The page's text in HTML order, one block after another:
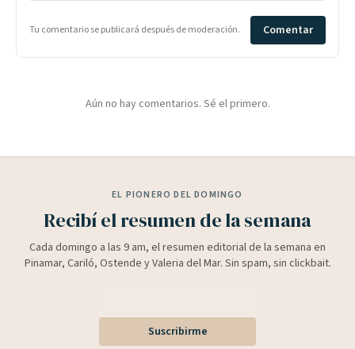
Tu comentario se publicará después de moderación. Comentar
Aún no hay comentarios. Sé el primero.
EL PIONERO DEL DOMINGO
Recibí el resumen de la semana
Cada domingo a las 9 am, el resumen editorial de la semana en
Pinamar, Cariló, Ostende y Valeria del Mar. Sin spam, sin clickbait.
Suscribirme